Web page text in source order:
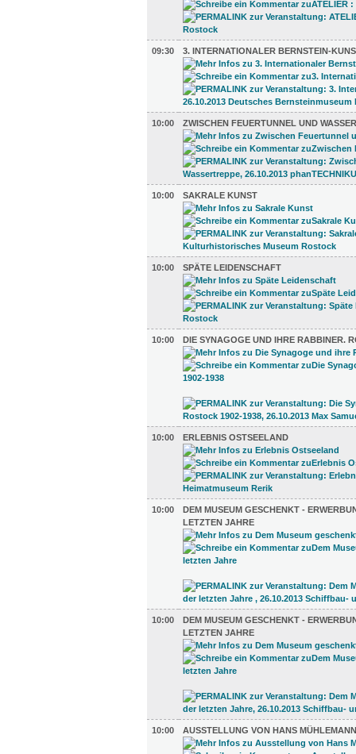
09:30 3. INTERNATIONALER BERNSTEIN-
10:00 ZWISCHEN FEUERTUNNEL UND
10:00 SAKRALE KUNST
10:00 SPÄTE LEIDENSCHAFT
10:00 DIE SYNAGOGE UND IHRE RABBINER.
10:00 ERLEBNIS OSTSEELAND
10:00
DEM MUSEUM GESCHENKT -
LETZTEN JAHRE
10:00
DEM MUSEUM GESCHENKT -
LETZTEN JAHRE
10:00 AUSSTELLUNG VON HANS MÜHLEMANN